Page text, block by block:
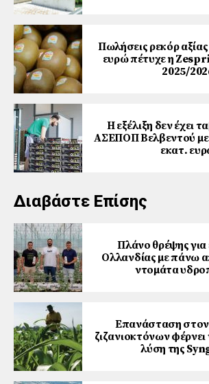
Πωλήσεις ρεκόρ
ευρώ πέτυχε η
2025/
Η εξέλιξη δεν έχει
ΑΣΕΠΟΠ Βελβεντού με
εκατ.
Διαβάστε Επίσης
Πλάνο θρέψης για
Ολλανδίας με πάνω
ντομάτα
Επανάσταση
ζιζανιοκτόνων
λύση της